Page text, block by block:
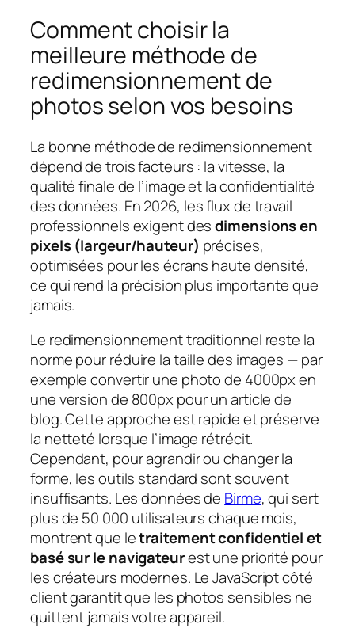
Comment choisir la
meilleure méthode de
redimensionnement de
photos selon vos besoins
La bonne méthode de redimensionnement
dépend de trois facteurs : la vitesse, la
qualité finale de l’image et la confidentialité
des données. En 2026, les flux de travail
professionnels exigent desdimensions en
pixels (largeur/hauteur) précises,
optimisées pour les écrans haute densité,
ce qui rend la précision plus importante que
jamais.
Le redimensionnement traditionnel reste la
norme pour réduire la taille des images — par
exemple convertir une photo de 4000px en
une version de 800px pour un article de
blog. Cette approche est rapide et préserve
la netteté lorsque l’image rétrécit.
Cependant, pour agrandir ou changer la
forme, les outils standard sont souvent
insuffisants. Les données de Birme, qui sert
plus de 50 000 utilisateurs chaque mois,
montrent que letraitement confidentiel et
basé sur le navigateurest une priorité pour
les créateurs modernes. Le JavaScript côté
client garantit que les photos sensibles ne
quittent jamais votre appareil.